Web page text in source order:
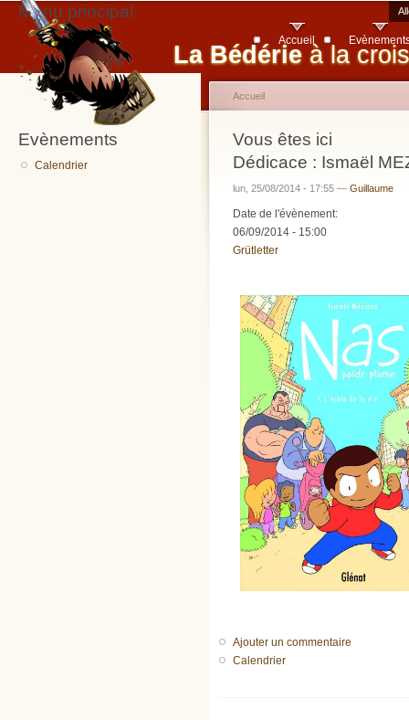
La Bédérie à la
Menu principal
Accueil
Evènements
Calendrier
Vous êtes ici
Accueil
Dédicace : Ismaël
lun, 25/08/2014 - 17:55 — Guillaume
Date de l'évènement:
06/09/2014 - 15:00
Grütletter
Ajouter un commentaire
Calendrier